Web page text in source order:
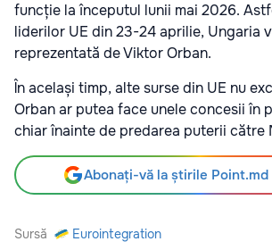
funcție la începutul lunii mai 2026.
liderilor UE din 23-24 aprilie, Ungaria
reprezentată de Viktor Orban.
În același timp, alte surse din UE nu
Orban ar putea face unele concesii în
chiar înainte de predarea puterii către
Abonați-vă la știrile Point.md
Sursă Eurointegration